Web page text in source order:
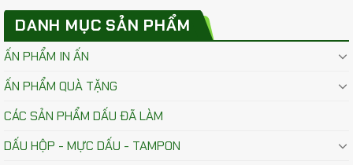
DANH MỤC SẢN PHẨM
ẤN PHẨM IN ẤN
ẤN PHẨM QUÀ TẶNG
CÁC SẢN PHẨM DẤU ĐÃ LÀM
DẤU HỘP - MỰC DẤU - TAMPON